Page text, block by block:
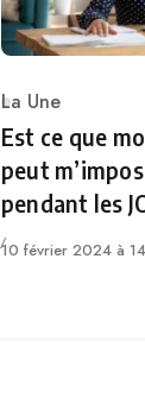
Category
La Une
Est ce que
peut
pendant les
10 février 2024 à